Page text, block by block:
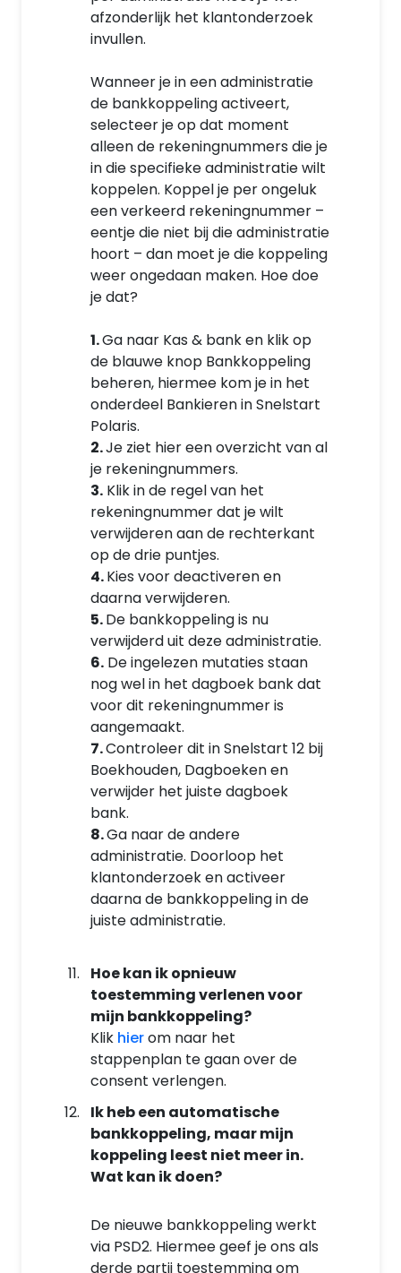
afzonderlijk het klantonderzoek
invullen.
Wanneer je in een administratie
de bankkoppeling activeert,
selecteer je op dat moment
alleen de rekeningnummers die je
in die specifieke administratie wilt
koppelen. Koppel je per ongeluk
een verkeerd rekeningnummer –
eentje die niet bij die administratie
hoort – dan moet je die koppeling
weer ongedaan maken. Hoe doe
je dat?
1.Ga naar Kas & bank en klik op
de blauwe knop Bankkoppeling
beheren, hiermee kom je in het
onderdeel Bankieren in Snelstart
Polaris.
2.Je ziet hier een overzicht van al
je rekeningnummers.
3. Klik in de regel van het
rekeningnummer dat je wilt
verwijderen aan de rechterkant
op de drie puntjes.
4.Kies voor deactiveren en
daarna verwijderen.
5.De bankkoppeling is nu
verwijderd uit deze administratie.
6. De ingelezen mutaties staan
nog wel in het dagboek bank dat
voor dit rekeningnummer is
aangemaakt.
7.Controleer dit in Snelstart 12 bij
Boekhouden, Dagboeken en
verwijder het juiste dagboek
bank.
8.Ga naar de andere
administratie. Doorloop het
klantonderzoek en activeer
daarna de bankkoppeling in de
juiste administratie.
Hoe kan ik opnieuw
toestemming verlenen voor
mijn bankkoppeling?
Klik hierom naar het
stappenplan te gaan over de
consent verlengen.
Ik heb een automatische
bankkoppeling, maar mijn
koppeling leest niet meer in.
Wat kan ik doen?
De nieuwe bankkoppeling werkt
via PSD2. Hiermee geef je ons als
derde partij toestemming om